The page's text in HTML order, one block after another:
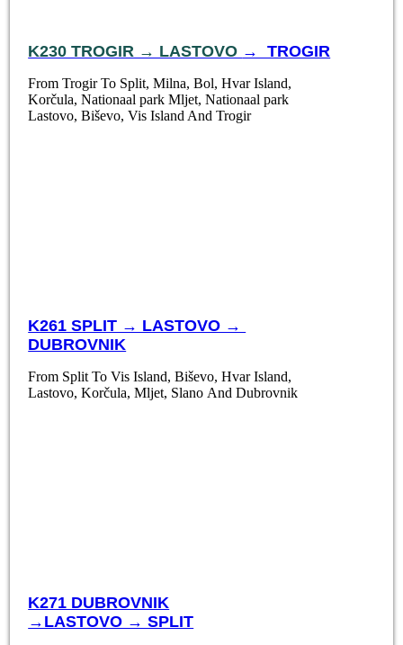
K230 TROGIR → LASTOVO → TROGIR
From Trogir To Split, Milna, Bol, Hvar Island,
Korčula, Nationaal park Mljet, Nationaal park
Lastovo, Biševo, Vis Island And Trogir
K261 SPLIT → LASTOVO →
DUBROVNIK
From Split To Vis Island, Biševo, Hvar Island,
Lastovo, Korčula, Mljet, Slano And Dubrovnik
K271 DUBROVNIK
→LASTOVO → SPLIT